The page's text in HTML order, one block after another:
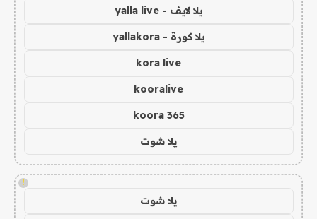
يلا لايف - yalla live
يلا كورة - yallakora
kora live
kooralive
koora 365
يلا شوت
!
يلا شوت